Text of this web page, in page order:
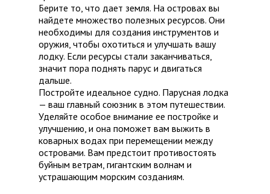
Берите то, что дает земля. На островах вы
найдете множество полезных ресурсов. Они
необходимы для создания инструментов и
оружия, чтобы охотиться и улучшать вашу
лодку. Если ресурсы стали заканчиваться,
значит пора поднять парус и двигаться
дальше.
Постройте идеальное судно. Парусная лодка
— ваш главный союзник в этом путешествии.
Уделяйте особое внимание ее постройке и
улучшению, и она поможет вам выжить в
коварных водах при перемещении между
островами. Вам предстоит противостоять
буйным ветрам, гигантским волнам и
устрашающим морским созданиям.